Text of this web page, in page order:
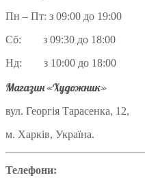
Пн – Пт: з 09:00 до 19:00
Сб: з 09:30 до 18:00
Нд: з 10:00 до 18:00
Магазин «Художник»
вул. Георгія Тарасенка, 12,
м. Харків, Україна.
Телефони: